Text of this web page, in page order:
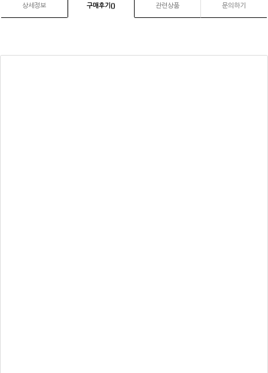
상세정보 구매후기() 관련상품 문의하기